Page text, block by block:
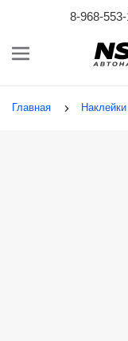
8-968-
Главная